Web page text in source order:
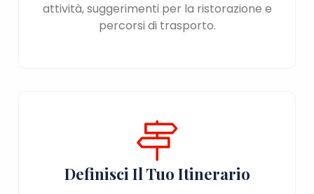
attività, suggerimenti per la ristorazione e
percorsi di trasporto.
Definisci Il Tuo Itinerario